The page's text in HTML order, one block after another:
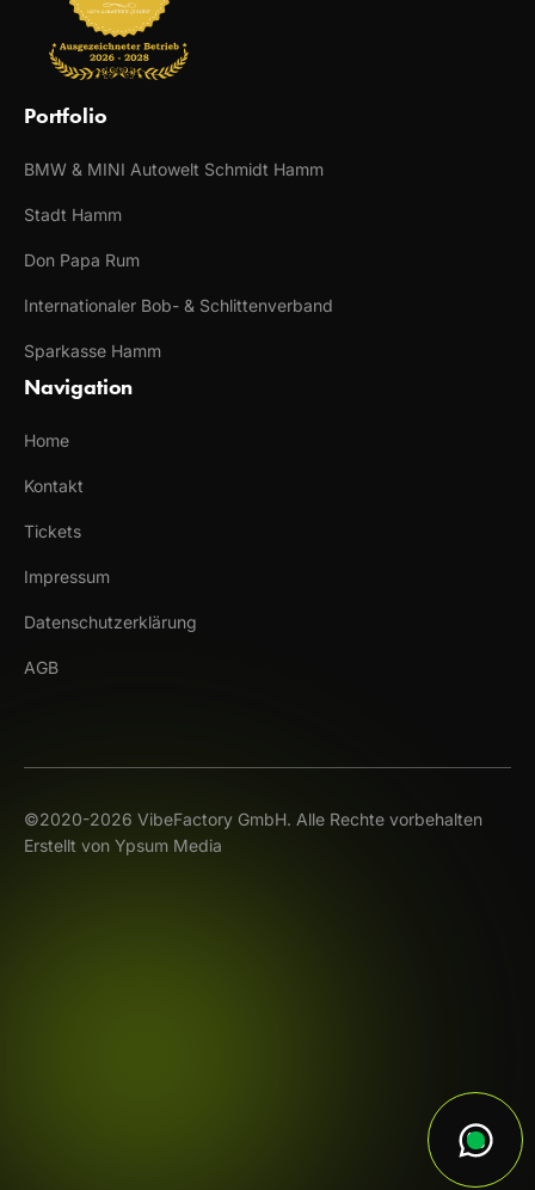
Portfolio
BMW & MINI Autowelt Schmidt Hamm
Stadt Hamm
Don Papa Rum
Internationaler Bob- & Schlittenverband
Sparkasse Hamm
Navigation
Home
Kontakt
Tickets
Impressum
Datenschutzerklärung
AGB
©2020-2026 VibeFactory GmbH. Alle Rechte vorbehalten
Erstellt von Ypsum Media